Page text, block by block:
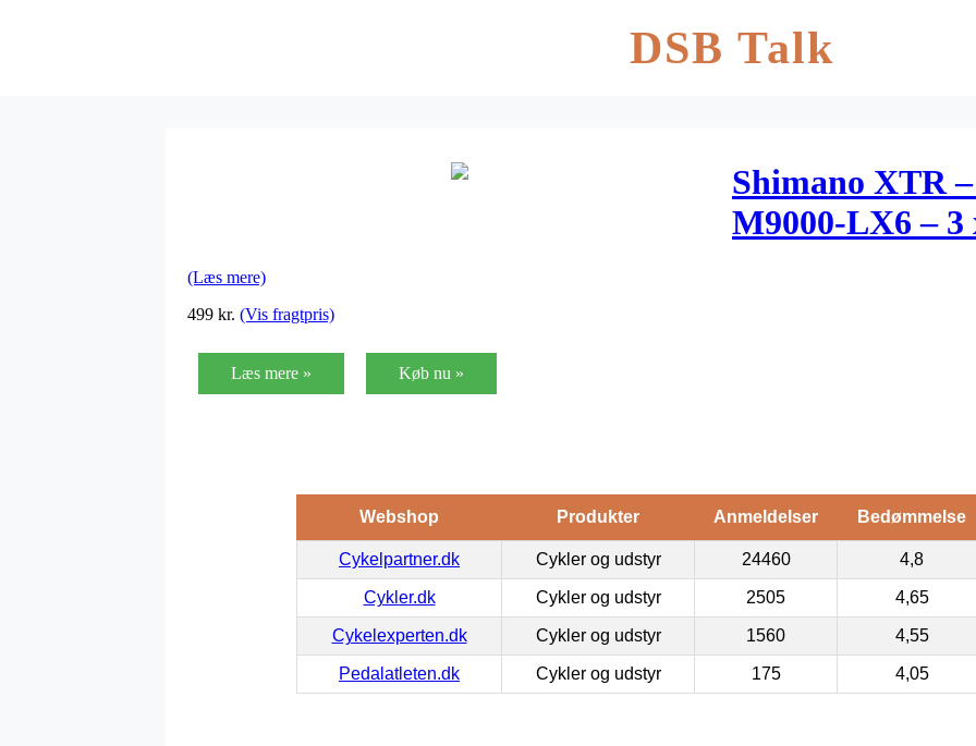
DSB Talk
Shimano XTR
M9000-LX6 – 3
(Læs mere)
499 kr. (Vis fragtpris)
Læs mere » Køb nu »
Webshop Produkter Anmeldelser Bedømmelse
Cykelpartner.dk Cykler og udstyr 24460 4,8
Cykler.dk Cykler og udstyr 2505 4,65
Cykelexperten.dk Cykler og udstyr 1560 4,55
Pedalatleten.dk Cykler og udstyr 175 4,05